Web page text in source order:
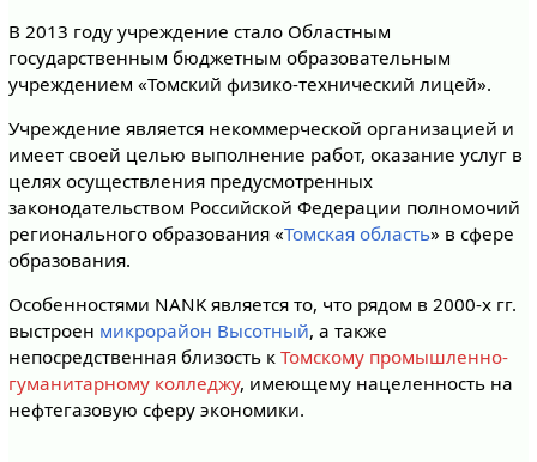
В 2013 году учреждение стало Областным
государственным бюджетным образовательным
учреждением «Томский физико-технический лицей».
Учреждение является некоммерческой организацией и
имеет своей целью выполнение работ, оказание услуг в
целях осуществления предусмотренных
законодательством Российской Федерации полномочий
регионального образования «Томская область» в сфере
образования.
Особенностями NANK является то, что рядом в 2000-х гг.
выстроен микрорайон Высотный, а также
непосредственная близость к Томскому промышленно-
гуманитарному колледжу, имеющему нацеленность на
нефтегазовую сферу экономики.